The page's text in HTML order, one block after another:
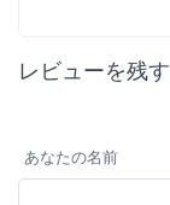
レビューを残す
あなたの名前